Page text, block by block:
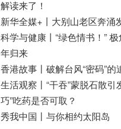
解读来了！
新华全媒+丨 大别山老区奔涌
科学与健康丨“绿色情书！”
年归来
香港故事丨破解台风“密码”的
生活观察丨“干吞”蒙脱石散引
巧”吃药是否可取？
秀我中国丨 与你相约太阳岛